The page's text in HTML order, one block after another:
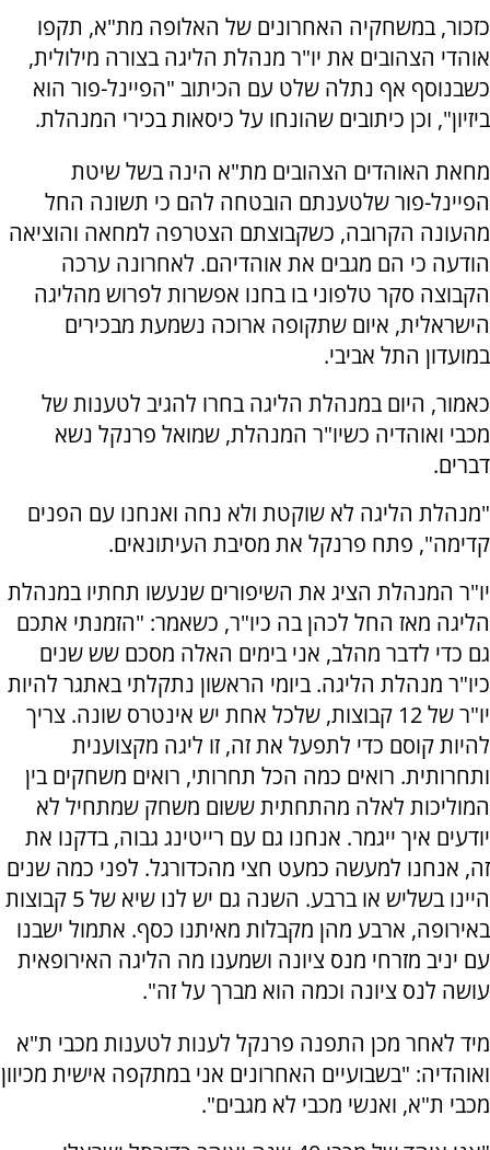
כזכור, במשחקיה האחרונים של האלופה מת"א, תקפו
אוהדי הצהובים את יו"ר מנהלת הליגה בצורה מילולית,
כשבנוסף אף נתלה שלט עם הכיתוב "הפיינל-פור הוא
ביזיון", וכן כיתובים שהונחו על כיסאות בכירי המנהלת.
מחאת האוהדים הצהובים מת"א הינה בשל שיטת
הפיינל-פור שלטענתם הובטחה להם כי תשונה החל
מהעונה הקרובה, כשקבוצתם הצטרפה למחאה והוציאה
הודעה כי הם מגבים את אוהדיהם. לאחרונה ערכה
הקבוצה סקר טלפוני בו בחנו אפשרות לפרוש מהליגה
הישראלית, איום שתקופה ארוכה נשמעת מבכירים
במועדון התל אביבי.
כאמור, היום במנהלת הליגה בחרו להגיב לטענות של
מכבי ואוהדיה כשיו"ר המנהלת, שמואל פרנקל נשא
דברים.
"מנהלת הליגה לא שוקטת ולא נחה ואנחנו עם הפנים
קדימה", פתח פרנקל את מסיבת העיתונאים.
יו"ר המנהלת הציג את השיפורים שנעשו תחתיו במנהלת
הליגה מאז החל לכהן בה כיו"ר, כשאמר: "הזמנתי אתכם
גם כדי לדבר מהלב, אני בימים האלה מסכם שש שנים
כיו"ר מנהלת הליגה. ביומי הראשון נתקלתי באתגר להיות
יו"ר של 12 קבוצות, שלכל אחת יש אינטרס שונה. צריך
להיות קוסם כדי לתפעל את זה, זו ליגה מקצוענית
ותחרותית. רואים כמה הכל תחרותי, רואים משחקים בין
המוליכות לאלה מהתחתית ששום משחק שמתחיל לא
יודעים איך ייגמר. אנחנו גם עם רייטינג גבוה, בדקנו את
זה, אנחנו למעשה כמעט חצי מהכדורגל. לפני כמה שנים
היינו בשליש או ברבע. השנה גם יש לנו שיא של 5 קבוצות
באירופה, ארבע מהן מקבלות מאיתנו כסף. אתמול ישבנו
עם יניב מזרחי מנס ציונה ושמענו מה הליגה האירופאית
עושה לנס ציונה וכמה הוא מברך על זה".
מיד לאחר מכן התפנה פרנקל לענות לטענות מכבי ת"א
ואוהדיה: "בשבועיים האחרונים אני במתקפה אישית מכיוון
מכבי ת"א, ואנשי מכבי לא מגבים".